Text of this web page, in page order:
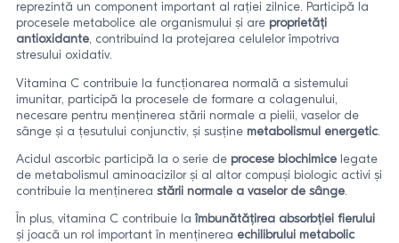
reprezintă un component important al rației zilnice. Participă la
procesele metabolice ale organismului și are proprietăți
antioxidante, contribuind la protejarea celulelor împotriva
stresului oxidativ.
Vitamina C contribuie la funcționarea normală a sistemului
imunitar, participă la procesele de formare a colagenului,
necesare pentru menținerea stării normale a pielii, vaselor de
sânge și a țesutului conjunctiv, și susține metabolismul energetic.
Acidul ascorbic participă la o serie de procese biochimicelegate
de metabolismul aminoacizilor și al altor compuși biologic activi și
contribuie la menținerea stării normale a vaselor de sânge.
În plus, vitamina C contribuie laîmbunătățirea absorbției fierului
și joacă un rol important în menținerea echilibrului metabolic